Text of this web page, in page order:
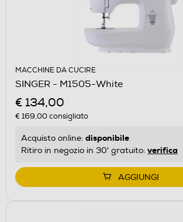
MACCHINE DA CUCIRE
SINGER - M1505-White
€ 134,00
€ 169,00consigliato
Acquisto online: disponibile
Ritiro in negozio in 30' gratuito: verifica
AGGIUNGI